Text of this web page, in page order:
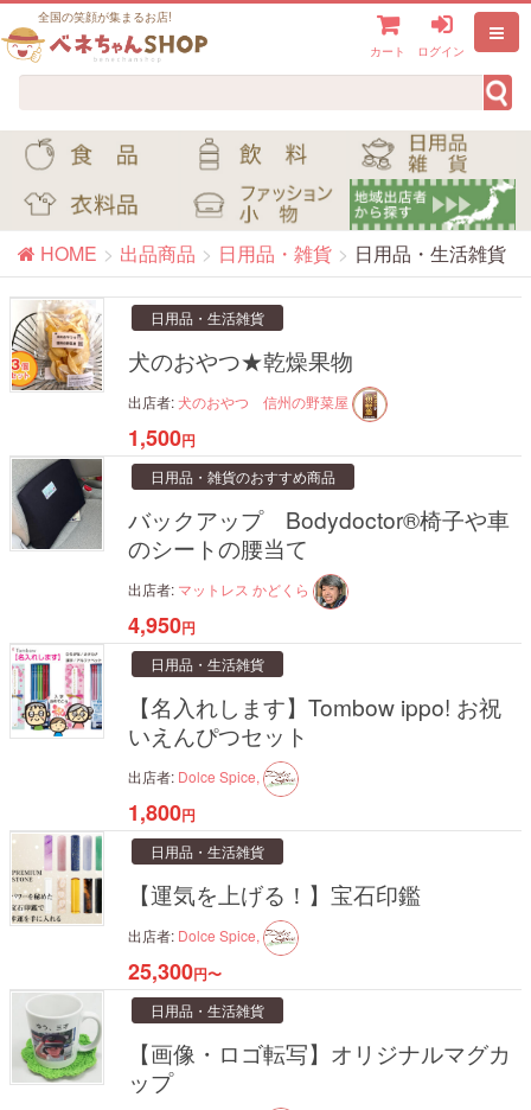
全国の笑顔が集まるお店!
カート ログイン
HOME 出品商品 日用品・雑貨 日用品・生活雑貨
日用品・生活雑貨
犬のおやつ★乾燥果物
出店者:犬のおやつ 信州の野菜屋
1,500円
日用品・雑貨のおすすめ商品
バックアップ Bodydoctor®椅子や車
のシートの腰当て
出店者: マットレス かどくら
4,950円
日用品・生活雑貨
【名入れします】Tombow ippo! お祝
いえんぴつセット
出店者: Dolce Spice,
1,800円
日用品・生活雑貨
【運気を上げる！】宝石印鑑
出店者: Dolce Spice,
25,300円〜
日用品・生活雑貨
【画像・ロゴ転写】オリジナルマグカ
ップ